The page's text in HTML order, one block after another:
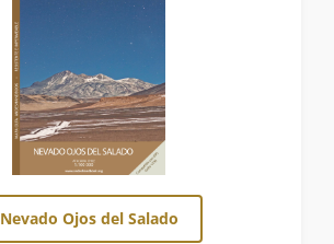
Nevado Ojos del Salado